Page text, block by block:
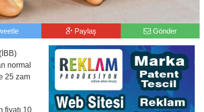
Paylaş Gönder
normal
25 zam
fiyatı 10